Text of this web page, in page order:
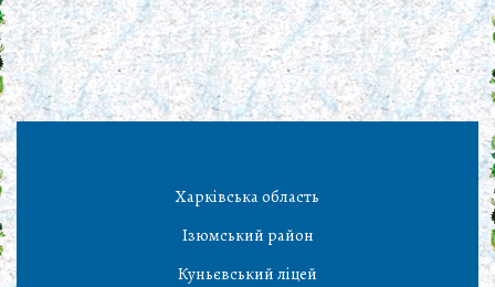
Харківська область
Ізюмський район
Куньєвський ліцей